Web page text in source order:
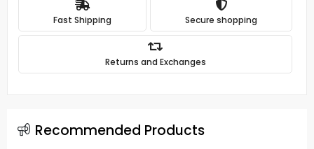
Fast Shipping Secure shopping
Returns and Exchanges
Recommended Products